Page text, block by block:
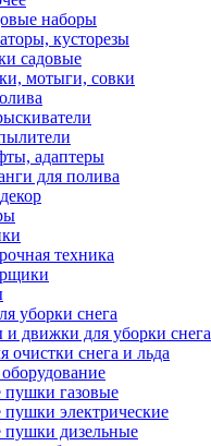
наборы
кусторезы
садовые
мотыги, совки
адаптеры
для полива
техника
уборки снега
движки для уборки снега
очистки снега и льда
пушки газовые
электрические
пушки дизельные